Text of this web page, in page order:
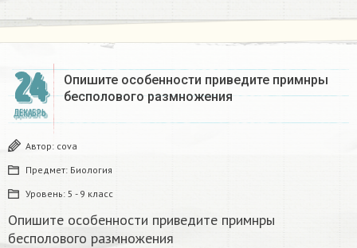
24
ДЕКАБРЬ
Опишите особенности приведите примнры
бесполового размножения
Автор: covа
Предмет: Биология
Уровень: 5 - 9 класс
Опишите особенности приведите примнры
бесполового размножения